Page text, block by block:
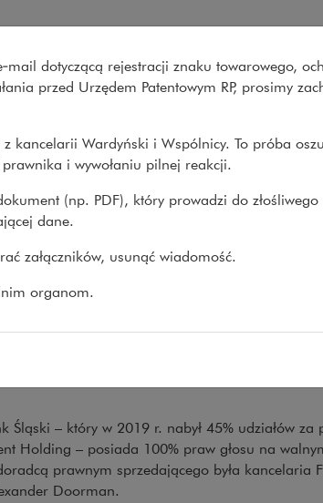
TFI na rzecz
Co robimy O nas Nasze
> Goldman Sachs sprzedaje Goldman...
sprzedaje
Goldman Sachs Asset Management
sprzedażą 55% udziałów w Goldman
Śląski – który w 2019 r. nabył 45% udziałów za
Holding – posiada 100% praw głosu na
prawnym sprzedającego była kancelaria
Doorman.
dotyczącą rejestracji znaku towarowego,
przed Urzędem Patentowym RP, prosimy
kancelarii Wardyński i Wspólnicy. To próba
i wywołaniu pilnej reakcji.
(np. PDF), który prowadzi do złośliwego
dane.
załączników, usunąć wiadomość.
organom.